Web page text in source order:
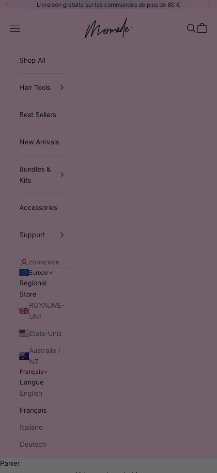
Passer au contenu
Précédent Livraison gratuite sur les commandes de plus de 80 €
Mermade Hair™ EUROPE
Ouvrir la navigation Ouvrir la
Voir
Shop All
Hair Tools
Best Sellers
New Arrivals
Bundles &
Kits
Accessories
Support
CONNEXION
Europe
Regional
Store
ROYAUME-
UNI
Etats-Unis
Australie /
NZ
Français
Langue
English
Français
Italiano
Deutsch
Panier